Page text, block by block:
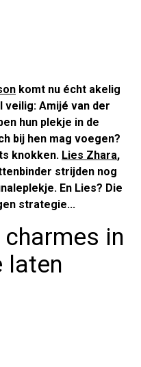
komt nu écht akelig
veilig: Amijé van der
hun plekje in de
bij hen mag voegen?
knokken. Lies Zhara,
strijden nog
En Lies? Die
strategie...
in
laten